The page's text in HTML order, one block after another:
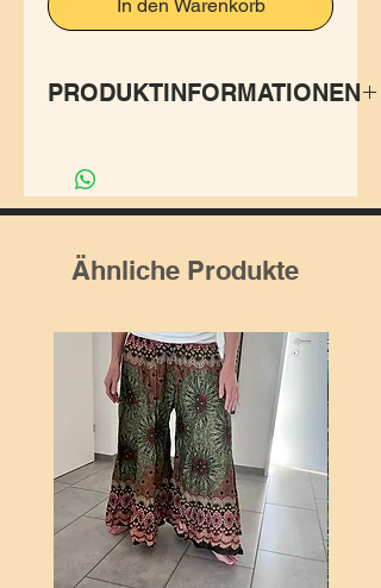
In den Warenkorb
PRODUKTINFORMATIONEN
handbemalte Kette aus Holz
und Kokosnuss.
Die Kreise sind ca. 4-5cm, die
Handmade in Indonesien.
Ähnliche Produkte